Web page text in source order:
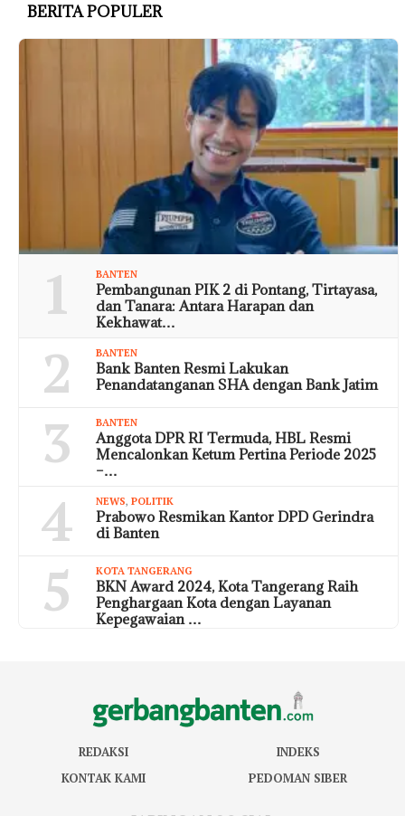
BERITA POPULER
1 BANTEN
Pembangunan PIK 2 di Pontang, Tirtayasa,
dan Tanara: Antara Harapan dan
Kekhawat…
2 BANTEN
Bank Banten Resmi Lakukan
Penandatanganan SHA dengan Bank Jatim
3 BANTEN
Anggota DPR RI Termuda, HBL Resmi
Mencalonkan Ketum Pertina Periode 2025
–…
4 NEWS, POLITIK
Prabowo Resmikan Kantor DPD Gerindra
di Banten
5 KOTA TANGERANG
BKN Award 2024, Kota Tangerang Raih
Penghargaan Kota dengan Layanan
Kepegawaian …
REDAKSI
INDEKS
KONTAK KAMI
PEDOMAN SIBER